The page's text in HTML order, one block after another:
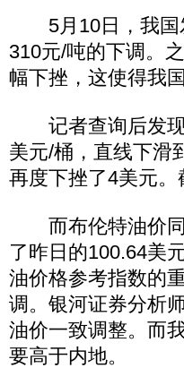
5月10日，我国
310元/吨的下调。
幅下挫，这使得我
记者查询后发现
美元/桶，直线下滑
再度下挫了4美元
而布伦特油价同
了昨日的100.64美
油价格参考指数的
调。银河证券分析
油价一致调整。而
要高于内地。